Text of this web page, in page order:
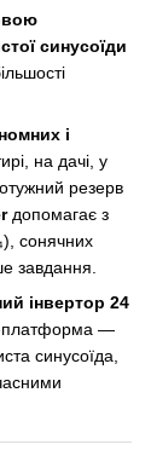
синусоїди
і
на дачі, у
резерв
допомагає з
сонячних
завдання.
інвертор 24
платформа —
синусоїда,